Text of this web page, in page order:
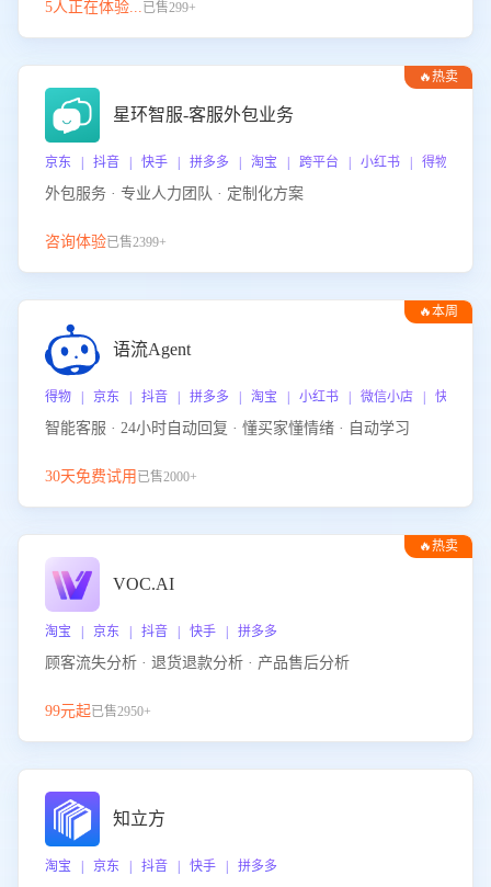
5人正在体验...已售299+
🔥热卖
星环智服-客服外包业务
京东 | 抖音 | 快手 | 拼多多 | 淘宝 | 跨平台 | 小红书 | 得物 | 企
外包服务 · 专业人力团队 · 定制化方案
咨询体验已售2399+
🔥本周
语流Agent
得物 | 京东 | 抖音 | 拼多多 | 淘宝 | 小红书 | 微信小店 | 快手 |
智能客服 · 24小时自动回复 · 懂买家懂情绪 · 自动学习
30天免费试用 已售2000+
🔥热卖
VOC.AI
淘宝 | 京东 | 抖音 | 快手 | 拼多多
顾客流失分析 · 退货退款分析 · 产品售后分析
99元起已售2950+
知立方
淘宝 | 京东 | 抖音 | 快手 | 拼多多